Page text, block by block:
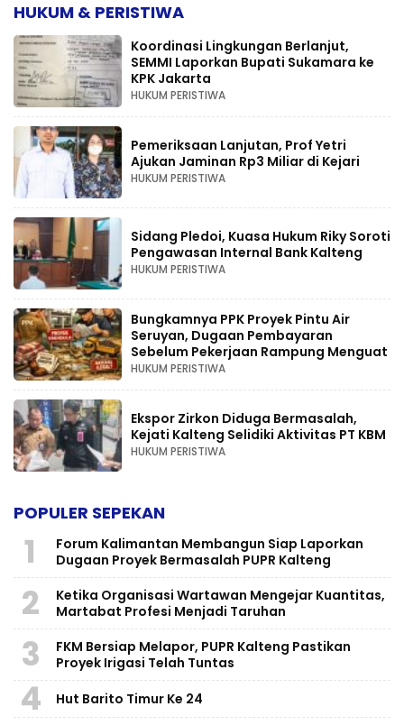
HUKUM & PERISTIWA
Koordinasi Lingkungan Berlanjut,
SEMMI Laporkan Bupati Sukamara ke
KPK Jakarta
HUKUM PERISTIWA
Pemeriksaan Lanjutan, Prof Yetri
Ajukan Jaminan Rp3 Miliar di Kejari
HUKUM PERISTIWA
Sidang Pledoi, Kuasa Hukum Riky Soroti
Pengawasan Internal Bank Kalteng
HUKUM PERISTIWA
Bungkamnya PPK Proyek Pintu Air
Seruyan, Dugaan Pembayaran
Sebelum Pekerjaan Rampung Menguat
HUKUM PERISTIWA
Ekspor Zirkon Diduga Bermasalah,
Kejati Kalteng Selidiki Aktivitas PT KBM
HUKUM PERISTIWA
POPULER SEPEKAN
1
Forum Kalimantan Membangun Siap Laporkan
Dugaan Proyek Bermasalah PUPR Kalteng
2
Ketika Organisasi Wartawan Mengejar Kuantitas,
Martabat Profesi Menjadi Taruhan
3
FKM Bersiap Melapor, PUPR Kalteng Pastikan
Proyek Irigasi Telah Tuntas
4 Hut Barito Timur Ke 24